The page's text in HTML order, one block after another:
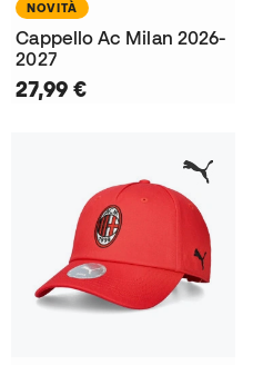
NOVITÀ
Cappello Ac Milan 2026-
2027
27,99 €